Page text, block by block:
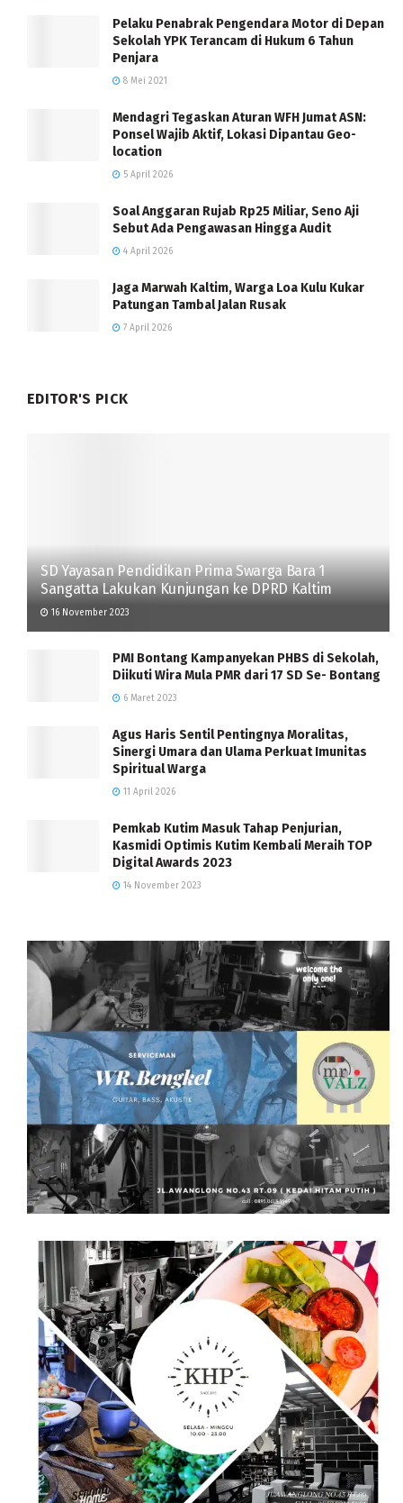
Pelaku Penabrak Pengendara Motor di Depan
Sekolah YPK Terancam di Hukum 6 Tahun
Penjara
8 Mei 2021
Mendagri Tegaskan Aturan WFH Jumat ASN:
Ponsel Wajib Aktif, Lokasi Dipantau Geo-
location
5 April 2026
Soal Anggaran Rujab Rp25 Miliar, Seno Aji
Sebut Ada Pengawasan Hingga Audit
4 April 2026
Jaga Marwah Kaltim, Warga Loa Kulu Kukar
Patungan Tambal Jalan Rusak
7 April 2026
EDITOR'S PICK
SD Yayasan Pendidikan Prima Swarga Bara 1
Sangatta Lakukan Kunjungan ke DPRD Kaltim
16 November 2023
PMI Bontang Kampanyekan PHBS di Sekolah,
Diikuti Wira Mula PMR dari 17 SD Se- Bontang
6 Maret 2023
Agus Haris Sentil Pentingnya Moralitas,
Sinergi Umara dan Ulama Perkuat Imunitas
Spiritual Warga
11 April 2026
Pemkab Kutim Masuk Tahap Penjurian,
Kasmidi Optimis Kutim Kembali Meraih TOP
Digital Awards 2023
14 November 2023